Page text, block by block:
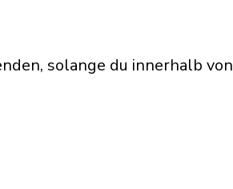
solange du innerhalb von